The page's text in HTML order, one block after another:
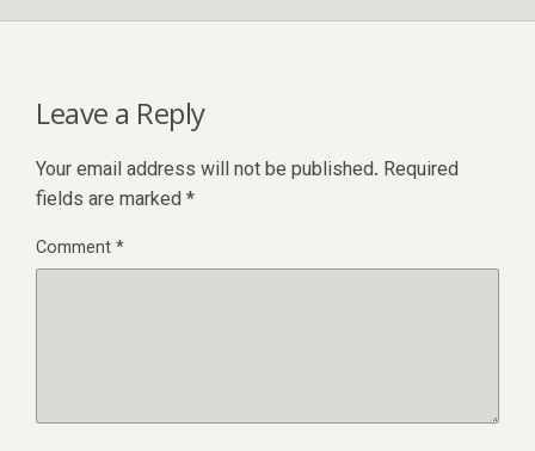
Leave a Reply
Your email address will not be published. Required
fields are marked *
Comment*